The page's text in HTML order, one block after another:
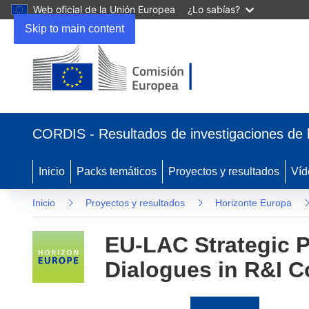
Skip to main content
Web oficial de la Unión Europea ¿Lo sabías?
en
nueva
ventana)
CORDIS - Resultados de investigaciones de
Inicio Packs temáticos Proyectos y resultados
Inicio Proyectos y resultados Horizonte Europa
EU-LAC Strategic
Dialogues in R&I